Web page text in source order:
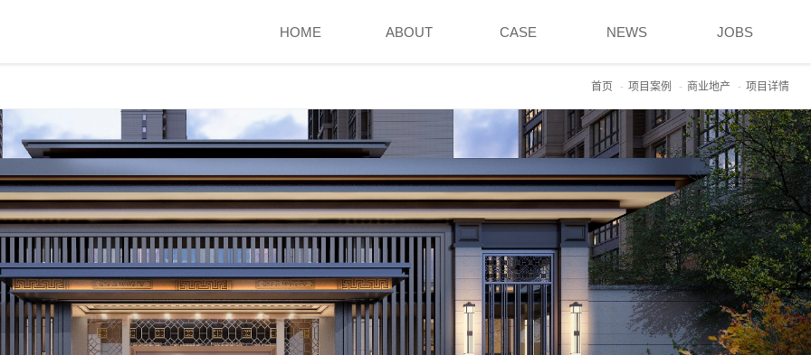
HOME ABOUT CASE NEWS JOBS
首页 项目案例 商业地产 项目详情